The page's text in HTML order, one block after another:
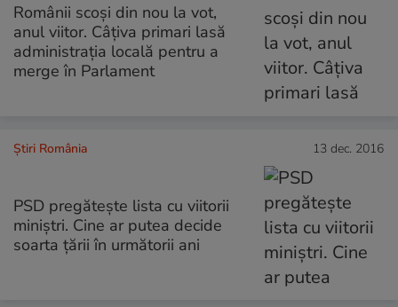
Românii scoși din nou la vot,
anul viitor. Câțiva primari lasă
administrația locală pentru a
merge în Parlament
Știri România 13 dec. 2016
PSD pregătește lista cu viitorii
miniștri. Cine ar putea decide
soarta țării în următorii ani